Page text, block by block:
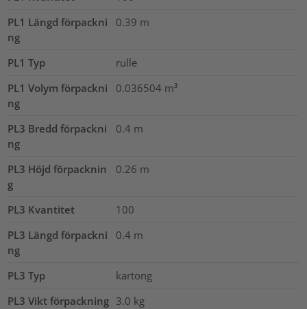
PL1 Längd förpackni
ng
0.39 m
PL1 Typ
rulle
PL1 Volym förpackni
ng
0.036504 m³
PL3 Bredd förpackni
ng
0.4 m
PL3 Höjd förpacknin
g
0.26 m
PL3 Kvantitet
100
PL3 Längd förpackni
ng
0.4 m
PL3 Typ
kartong
PL3 Vikt förpackning 3.0 kg